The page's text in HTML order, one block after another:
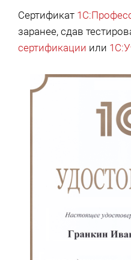
Сертификат
заранее, сдав
сертификации или